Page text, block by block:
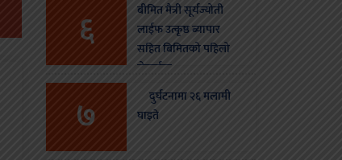
६
बीमित मैत्री सूर्यज्योती
लाईफ उत्कृष्ठ ब्यापार
सहित बिमितको पहिलो
रोजाईमा
७
दुर्घटनामा २६ मलामी
घाइते